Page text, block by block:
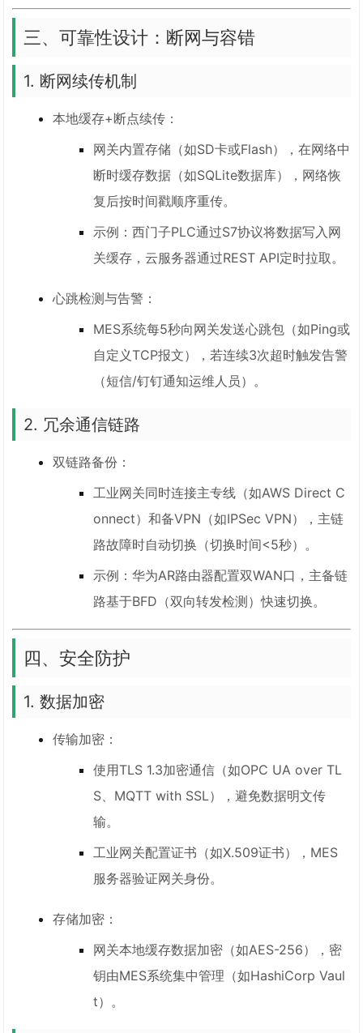
三、可靠性设计：断网与容错
1. 断网续传机制
本地缓存+断点续传：
网关内置存储（如SD卡或Flash），在网络中
断时缓存数据（如SQLite数据库），网络恢
复后按时间戳顺序重传。
示例：西门子PLC通过S7协议将数据写入网
关缓存，云服务器通过REST API定时拉取。
心跳检测与告警：
MES系统每5秒向网关发送心跳包（如Ping或
自定义TCP报文），若连续3次超时触发告警
（短信/钉钉通知运维人员）。
2. 冗余通信链路
双链路备份：
工业网关同时连接主专线（如AWS Direct C
onnect）和备VPN（如IPSec VPN），主链
路故障时自动切换（切换时间<5秒）。
示例：华为AR路由器配置双WAN口，主备链
路基于BFD（双向转发检测）快速切换。
四、安全防护
1. 数据加密
传输加密：
使用TLS 1.3加密通信（如OPC UA over TL
S、MQTT with SSL），避免数据明文传
输。
工业网关配置证书（如X.509证书），MES
服务器验证网关身份。
存储加密：
网关本地缓存数据加密（如AES-256），密
钥由MES系统集中管理（如HashiCorp Vaul
t）。